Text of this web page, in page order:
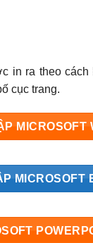
in ra theo cách
cục trang.
MICROSOFT
MICROSOFT